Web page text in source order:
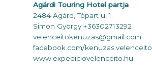
Agárdi Touring Hotel partja
2484 Agárd, Tópart u. 1.
Simon György +36302713292
velenceitokenuzas@gmail.com
facebook.com/kenuzas.velenceito
www.expediciovelenceito.hu